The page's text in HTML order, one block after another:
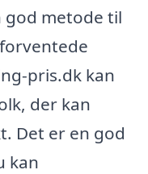
god metode til
pris.dk kan
der kan
Det er en god
kan